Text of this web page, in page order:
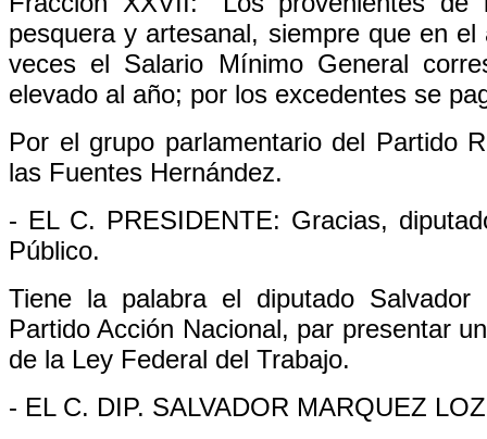
pesquera y artesanal, siempre que en
veces el Salario Mínimo General
elevado al año; por los excedentes se
Por el grupo parlamentario del Partido
las Fuentes Hernández.
- EL C. PRESIDENTE: Gracias,
Público.
Tiene la palabra el diputado
Partido Acción Nacional, par presentar
de la Ley Federal del Trabajo.
- EL C. DIP. SALVADOR MARQUEZ